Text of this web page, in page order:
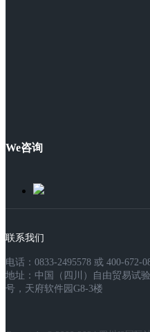
We咨询
联系我们
电话：0833-2495578 或 400-672-
地址：中国（四川）自由贸易试
号，天府软件园G8-3楼